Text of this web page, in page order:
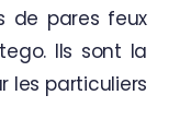
de pares feux
Ils sont la
les particuliers